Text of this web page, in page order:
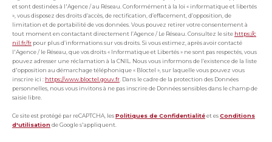
et sont destinées à l'Agence / au Réseau. Conformément à la loi « informatique et libertés
», vous disposez des droits d’accès, de rectification, d’effacement, d’opposition, de
limitation et de portabilité de vos données. Vous pouvez retirer votre consentement à
tout moment en contactant directement l’Agence / Le Réseau. Consultez le site https://c
nil.fr/fr pour plus d’informations sur vos droits. Si vous estimez, après avoir contacté
l'Agence / le Réseau, que vos droits « Informatique et Libertés » ne sont pas respectés, vous
pouvez adresser une réclamation à la CNIL. Nous vous informons de l’existence de la liste
d'opposition au démarchage téléphonique « Bloctel », sur laquelle vous pouvez vous
inscrire ici : https://www.bloctel.gouv.fr . Dans le cadre de la protection des Données
personnelles, nous vous invitons à ne pas inscrire de Données sensibles dans le champ de
saisie libre.
Ce site est protégé par reCAPTCHA, lesPolitiques de Confidentialitéet esConditions
d'utilisationde Google s'appliquent.